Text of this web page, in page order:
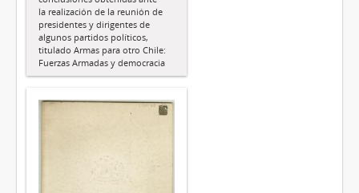
la realización de la reunión de
presidentes y dirigentes de
algunos partidos políticos,
titulado Armas para otro Chile:
Fuerzas Armadas y democracia